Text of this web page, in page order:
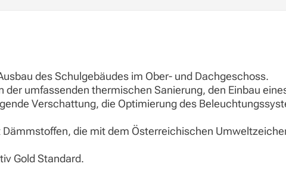
des Schulgebäudes im Ober- und Dachgeschoss.
der umfassenden thermischen Sanierung, den Einbau
Verschattung, die Optimierung des
die mit dem Österreichischen
Gold Standard.